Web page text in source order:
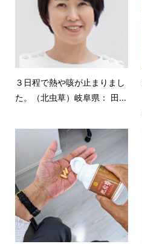
３日程で熱や咳が止まりまし
た。（北虫草）岐阜県： 田...